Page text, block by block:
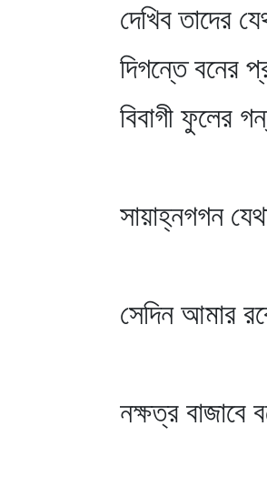
দেখিব তাদের
দিগন্তে বনের
বিবাগী ফুলের
নীড়ে-
সায়াহ্নগগন
সেদিন আমার
নক্ষত্র বাজাবে